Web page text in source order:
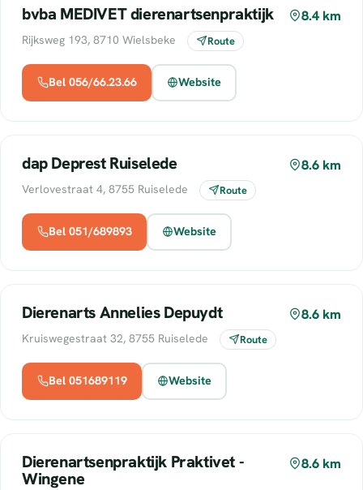
bvba MEDIVET dierenartsenpraktijk 8.4 km
Rijksweg 193, 8710 Wielsbeke Route
Bel 056/66.23.66 Website
dap Deprest Ruiselede 8.6 km
Verlovestraat 4, 8755 Ruiselede Route
Bel 051/689893 Website
Dierenarts Annelies Depuydt 8.6 km
Kruiswegestraat 32, 8755 Ruiselede Route
Bel 051689119 Website
Dierenartsenpraktijk Praktivet -
Wingene
8.6 km